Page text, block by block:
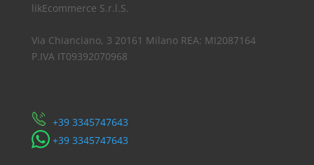
likEcommerce S.r.l.S.
Via Chianciano, 3 20161 Milano REA: MI2087164
P.IVA IT09392070968
​+39 3345747643
​+39 3345747643